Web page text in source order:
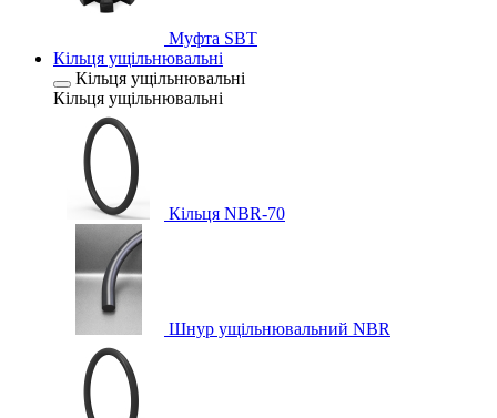
Муфта SBT
Кільця ущільнювальні
Кільця ущільнювальні
Кільця ущільнювальні
Кільця NBR-70
Шнур ущільнювальний NBR